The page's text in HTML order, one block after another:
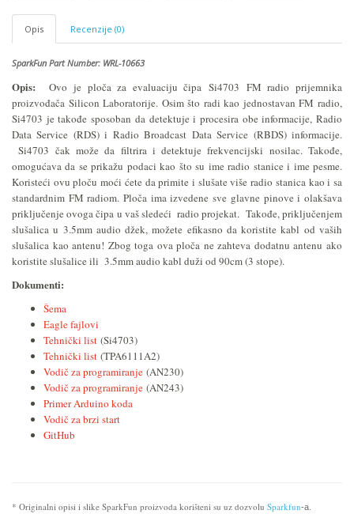
Opis Recenzije (0)
SparkFun Part Number: WRL-10663
Opis: Ovo je ploča za evaluaciju čipaSi4703 FM radio prijemnika
proizvođača Silicon Laboratorije. Osim što radi kao jednostavan FM radio,
Si4703 je takođe sposoban da detektuje i procesira obe informacije, Radio
Data Service (RDS) i Radio Broadcast Data Service (RBDS) informacije.
Si4703 čak može da filtrira i detektuje frekvencijski nosilac. Takođe,
omogućava da se prikažu podaci kao što su ime radio stanice i ime pesme.
Koristeći ovu ploču moći ćete da primite i slušate više radio stanica kao i sa
standardnim FM radiom. Ploča ima izvedene sve glavne pinove i olakšava
priključenje ovoga čipa u vaš sledeći radio projekat. Takođe, priključenjem
slušalica u 3.5mm audio džek, možete efikasno da koristite kabl od vaših
slušalica kao antenu! Zbog toga ova ploča ne zahteva dodatnu antenu ako
koristite slušalice ili 3.5mm audio kabl duži od 90cm (3 stope).
Dokumenti:
Šema
Eagle fajlovi
Tehnički list (Si4703)
Tehnički list (TPA6111A2)
Vodič za programiranje (AN230)
Vodič za programiranje (AN243)
Primer Arduino koda
Vodič za brzi start
GitHub
* Originalni opisi i slike SparkFun proizvoda korišteni su uz dozvolu Sparkfun-a.